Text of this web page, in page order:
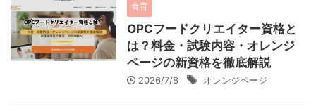
食育
OPCフードクリエイター資格と
は？料金・試験内容・オレンジ
ページの新資格を徹底解説
2026/7/8 オレンジページ